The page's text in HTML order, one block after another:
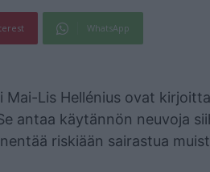
WhatsApp
Lis Hellénius ovat
antaa käytännön neuvoja
riskiään sairastua